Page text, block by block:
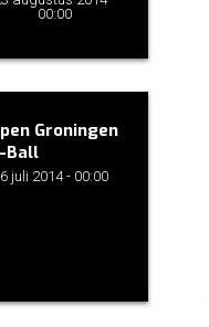
00:00
Groningen
Ball
6 juli 2014 - 00:00